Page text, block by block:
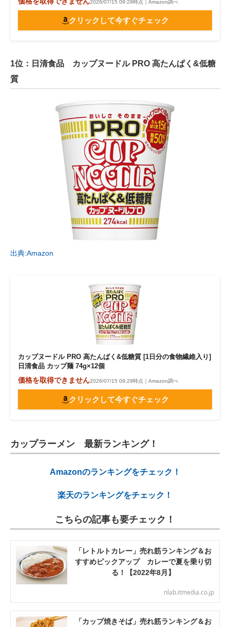
2026/07/15 09:29時点｜Amazon調べ
クリックして今すぐチェック
1位：日清食品 カップヌードル PRO 高たんぱく&低糖
質
出典:Amazon
カップヌードル PRO 高たんぱく&低糖質 [1日分の食物繊維入り]
日清食品 カップ麺 74g×12個
価格を取得できません2026/07/15 09:29時点｜Amazon調べ
クリックして今すぐチェック
カップラーメン 最新ランキング！
Amazonのランキングをチェック！
楽天のランキングをチェック！
こちらの記事も要チェック！
「レトルトカレー」売れ筋ランキング＆お
すすめピックアップ カレーで夏を乗り切
る！【2022年8月】
nlab.itmedia.co.jp
「カップ焼きそば」売れ筋ランキング＆お